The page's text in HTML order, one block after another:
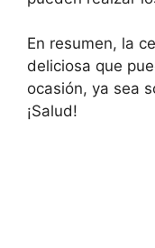
En resumen, la
deliciosa que
ocasión, ya sea
¡Salud!